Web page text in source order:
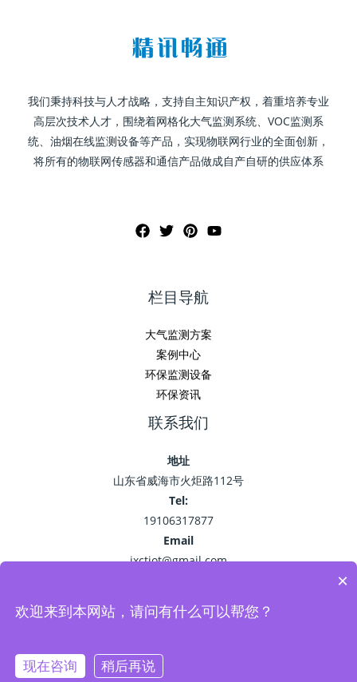
我们秉持科技与人才战略，支持自主知识产权，着重培养专业
高层次技术人才，围绕着网格化大气监测系统、VOC监测系
统、油烟在线监测设备等产品，实现物联网行业的全面创新，
将所有的物联网传感器和通信产品做成自产自研的供应体系
栏目导航
大气监测方案
案例中心
环保监测设备
环保资讯
联系我们
地址
山东省威海市火炬路112号
Tel:
19106317877
Email
jxctiot@gmail.com
Powered by 环保监测_空气污染监测_VOC油烟监测系统-精讯畅通
×
欢迎来到本网站，请问有什么可以帮您？
现在咨询 稍后再说